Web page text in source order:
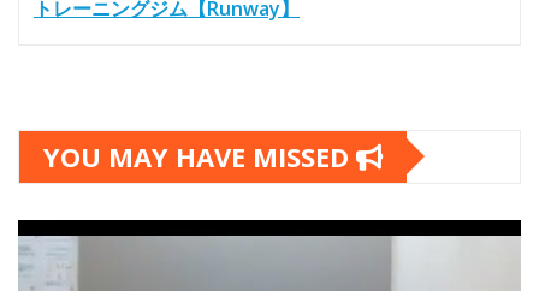
トレーニングジム【Runway】
YOU MAY HAVE MISSED